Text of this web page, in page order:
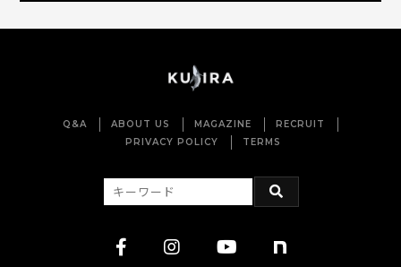
Q&A ABOUT US MAGAZINE
RECRUIT
PRIVACY POLICY
TERMS